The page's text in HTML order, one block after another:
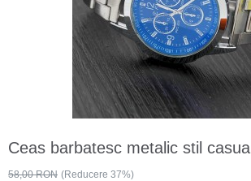
Ceas barbatesc metalic stil casual
58,00 RON (Reducere 37%)